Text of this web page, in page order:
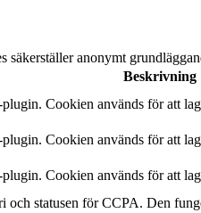
anonymt
Beskrivning
Cookien används för att
Cookien används för att
Cookien används för att
och statusen för CCPA. Den